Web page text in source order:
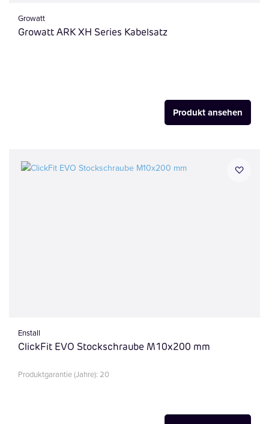
Growatt
Growatt ARK XH Series Kabelsatz
Produkt ansehen
Enstall
ClickFit EVO Stockschraube M10x200 mm
Produktgarantie (Jahre): 20